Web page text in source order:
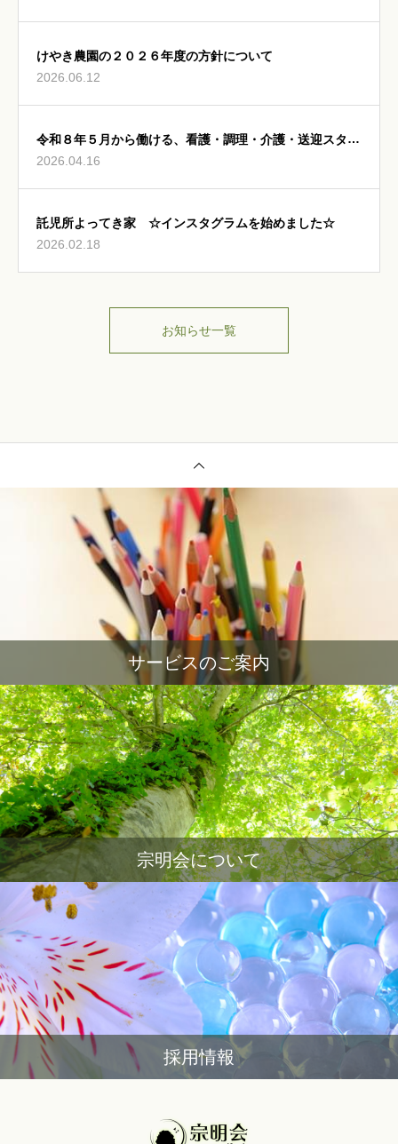
けやき農園の２０２６年度の方針について
2026.06.12
令和８年５月から働ける、看護・調理・介護・送迎スタッ
フ募集中
2026.04.16
託児所よってき家 ☆インスタグラムを始めました☆
2026.02.18
お知らせ一覧
サービスのご案内
宗明会について
採用情報